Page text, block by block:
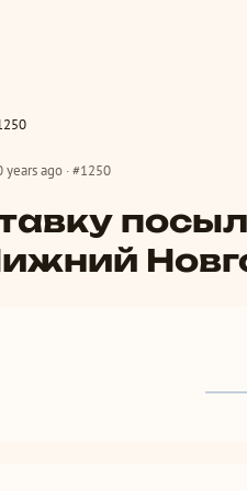
ago · #1250